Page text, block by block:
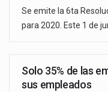
Se emite la 6ta
para 2020. Este 1 de
Solo 35% de las
sus empleados